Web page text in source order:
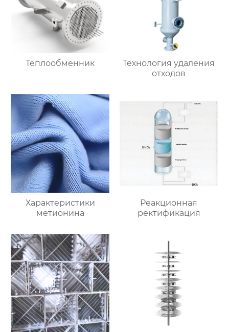
Теплообменник
Технология удаления
отходов
Характеристики
метионина
Реакционная
ректификация